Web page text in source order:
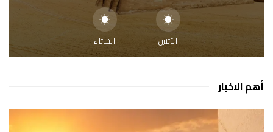
الأثنين الثلاثاء
أهم الاخبار